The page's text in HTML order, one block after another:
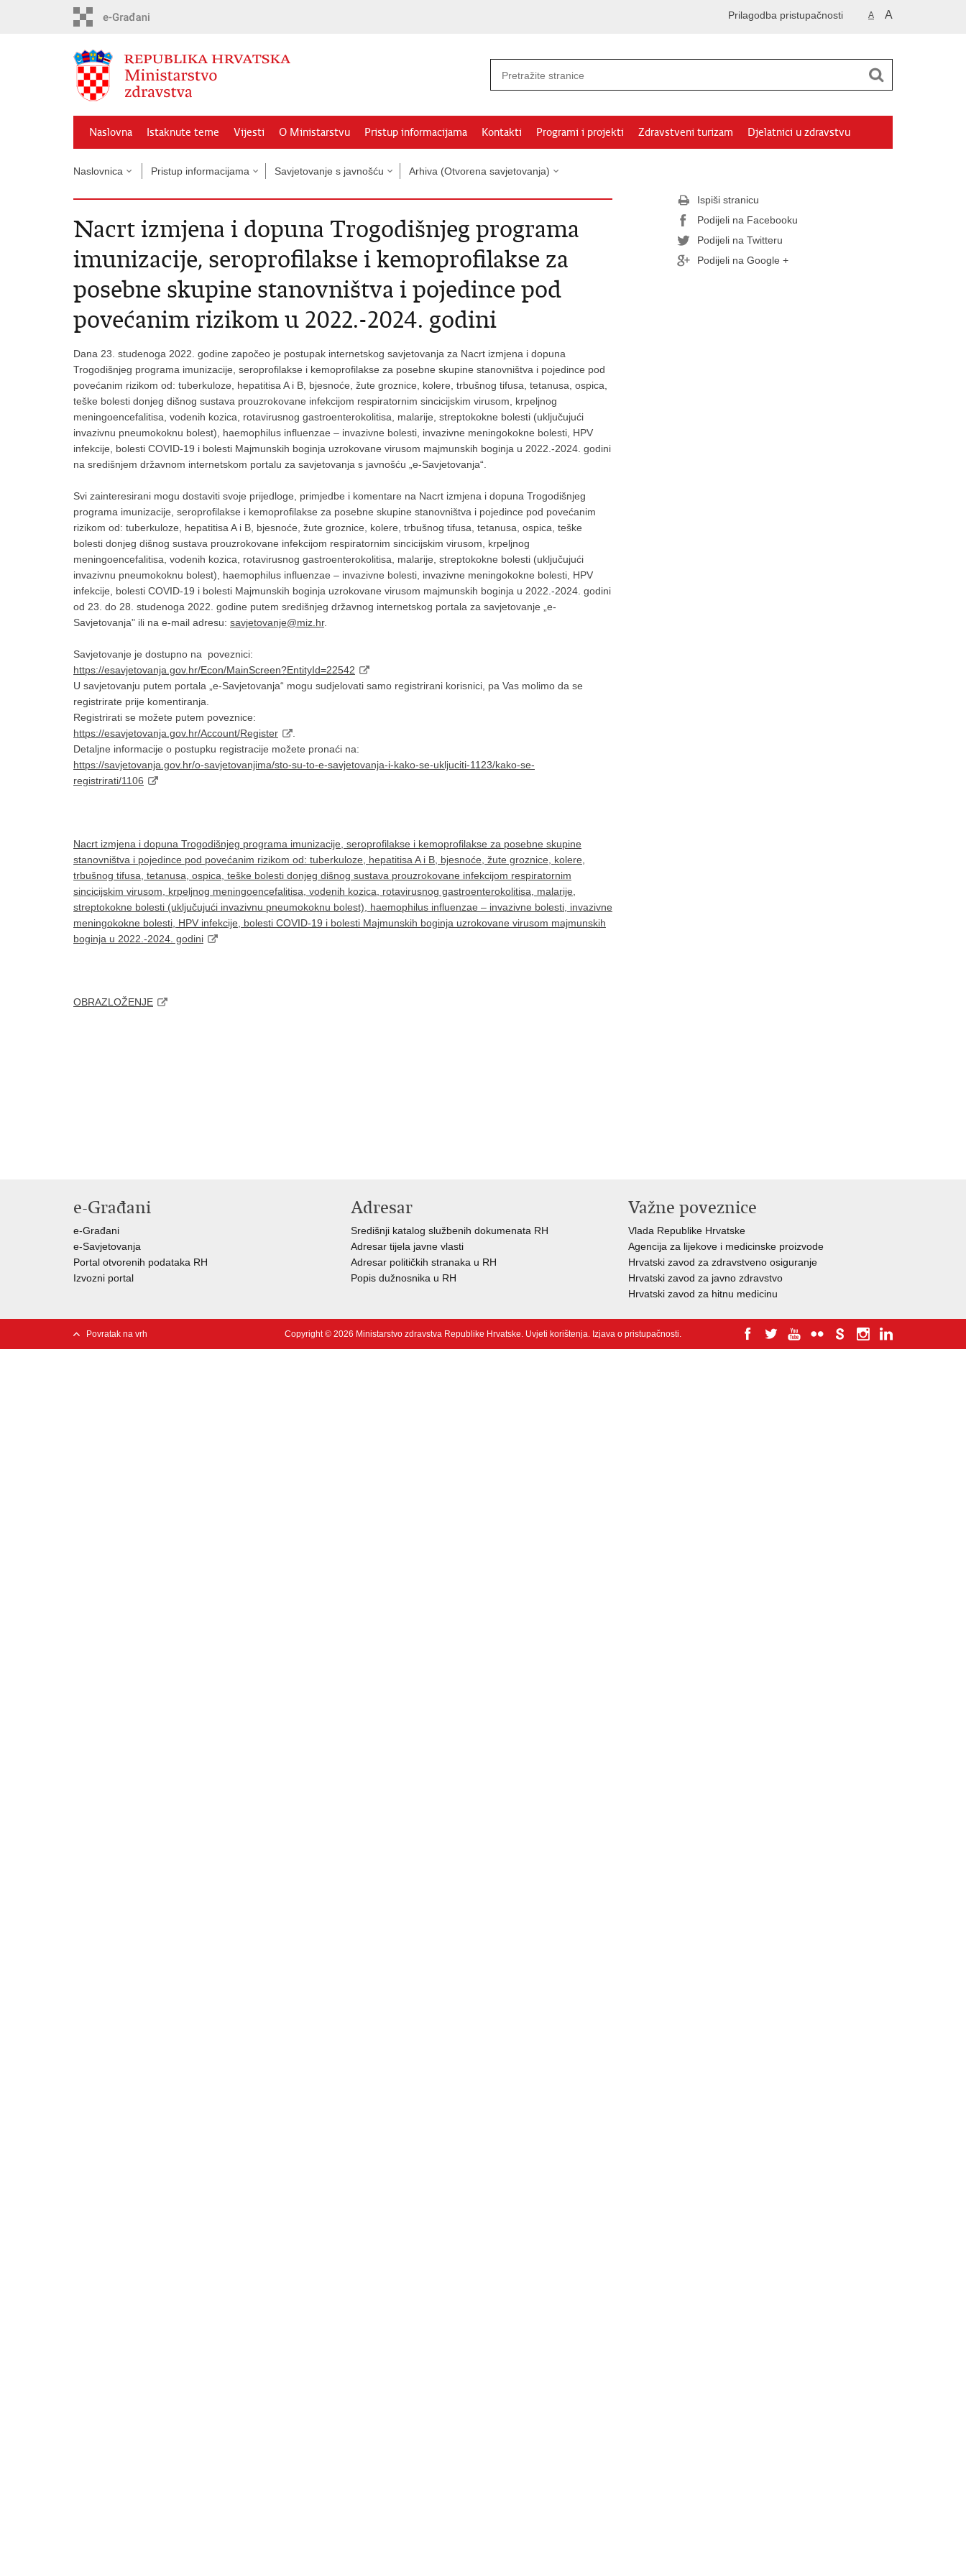
A A
Prilagodba pristupačnosti
Naslovna Istaknute teme Vijesti O Ministarstvu Pristup informacijama Kontakti Programi i projekti Zdravstveni turizam Djelatnici u zdravstvu
Naslovnica Pristup informacijama Savjetovanje s javnošću Arhiva (Otvorena savjetovanja)
Nacrt izmjena i dopuna Trogodišnjeg programa
imunizacije, seroprofilakse i kemoprofilakse za
posebne skupine stanovništva i pojedince pod
povećanim rizikom u 2022.-2024. godini
Dana 23. studenoga 2022. godine započeo je postupak internetskog savjetovanja za Nacrt izmjena i dopuna
Trogodišnjeg programa imunizacije, seroprofilakse i kemoprofilakse za posebne skupine stanovništva i pojedince pod
povećanim rizikom od: tuberkuloze, hepatitisa A i B, bjesnoće, žute groznice, kolere, trbušnog tifusa, tetanusa, ospica,
teške bolesti donjeg dišnog sustava prouzrokovane infekcijom respiratornim sincicijskim virusom, krpeljnog
meningoencefalitisa, vodenih kozica, rotavirusnog gastroenterokolitisa, malarije, streptokokne bolesti (uključujući
invazivnu pneumokoknu bolest), haemophilus influenzae – invazivne bolesti, invazivne meningokokne bolesti, HPV
infekcije, bolesti COVID-19 i bolesti Majmunskih boginja uzrokovane virusom majmunskih boginja u 2022.-2024. godini
na središnjem državnom internetskom portalu za savjetovanja s javnošću „e-Savjetovanja“.
Svi zainteresirani mogu dostaviti svoje prijedloge, primjedbe i komentare na Nacrt izmjena i dopuna Trogodišnjeg
programa imunizacije, seroprofilakse i kemoprofilakse za posebne skupine stanovništva i pojedince pod povećanim
rizikom od: tuberkuloze, hepatitisa A i B, bjesnoće, žute groznice, kolere, trbušnog tifusa, tetanusa, ospica, teške
bolesti donjeg dišnog sustava prouzrokovane infekcijom respiratornim sincicijskim virusom, krpeljnog
meningoencefalitisa, vodenih kozica, rotavirusnog gastroenterokolitisa, malarije, streptokokne bolesti (uključujući
invazivnu pneumokoknu bolest), haemophilus influenzae – invazivne bolesti, invazivne meningokokne bolesti, HPV
infekcije, bolesti COVID-19 i bolesti Majmunskih boginja uzrokovane virusom majmunskih boginja u 2022.-2024. godini
od 23. do 28. studenoga 2022. godine putem središnjeg državnog internetskog portala za savjetovanje „e-
Savjetovanja" ili na e-mail adresu: savjetovanje@miz.hr.
Savjetovanje je dostupno na poveznici:
https://esavjetovanja.gov.hr/Econ/MainScreen?EntityId=22542
U savjetovanju putem portala „e-Savjetovanja“ mogu sudjelovati samo registrirani korisnici, pa Vas molimo da se
registrirate prije komentiranja.
Registrirati se možete putem poveznice:
https://esavjetovanja.gov.hr/Account/Register
Detaljne informacije o postupku registracije možete pronaći na:
https://savjetovanja.gov.hr/o-savjetovanjima/sto-su-to-e-savjetovanja-i-kako-se-ukljuciti-1123/kako-se-
registrirati/1106
Nacrt izmjena i dopuna Trogodišnjeg programa imunizacije, seroprofilakse i kemoprofilakse za posebne skupine
stanovništva i pojedince pod povećanim rizikom od: tuberkuloze, hepatitisa A i B, bjesnoće, žute groznice, kolere,
trbušnog tifusa, tetanusa, ospica, teške bolesti donjeg dišnog sustava prouzrokovane infekcijom respiratornim
sincicijskim virusom, krpeljnog meningoencefalitisa, vodenih kozica, rotavirusnog gastroenterokolitisa, malarije,
streptokokne bolesti (uključujući invazivnu pneumokoknu bolest), haemophilus influenzae – invazivne bolesti, invazivne
meningokokne bolesti, HPV infekcije, bolesti COVID-19 i bolesti Majmunskih boginja uzrokovane virusom majmunskih
boginja u 2022.-2024. godini
OBRAZLOŽENJE
Ispiši stranicu
Podijeli na Facebooku
Podijeli na Twitteru
Podijeli na Google +
e-Građani
e-Građani
e-Savjetovanja
Portal otvorenih podataka RH
Izvozni portal
Adresar
Središnji katalog službenih dokumenata RH
Adresar tijela javne vlasti
Adresar političkih stranaka u RH
Popis dužnosnika u RH
Važne poveznice
Vlada Republike Hrvatske
Agencija za lijekove i medicinske proizvode
Hrvatski zavod za zdravstveno osiguranje
Hrvatski zavod za javno zdravstvo
Hrvatski zavod za hitnu medicinu
Povratak na vrh Copyright © 2026 Ministarstvo zdravstva Republike Hrvatske. Uvjeti korištenja. Izjava o pristupačnosti.